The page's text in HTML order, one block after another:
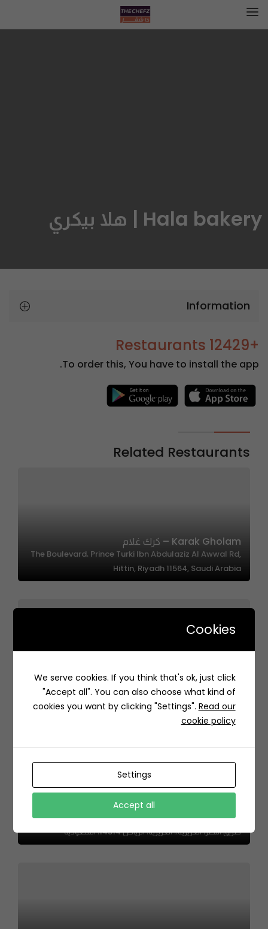
Hala bakery | هلا بيكري
Information
+12429 Restaurants
To order this, You have to install the app.
Related Restaurants
Karak Gholam – كرك غلام
The Boulevard، Prince Turki Ibn Abdulaziz Al Awwal Rd,
Hittin, Riyadh 11564, Saudi Arabia
Delish Bakery | ديلش بيكري
السعودية
Herfy | هرفي
طريق النصر، العزيزية،، العزيزية، الرياض 14514، السعودية
Cookies
We serve cookies. If you think that's ok, just click
"Accept all". You can also choose what kind of
cookies you want by clicking "Settings". Read our
cookie policy
Settings
Accept all